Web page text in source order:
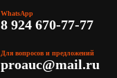
WhatsApp
8 924 670-77-77
Для вопросов и предложений
proauc@mail.ru